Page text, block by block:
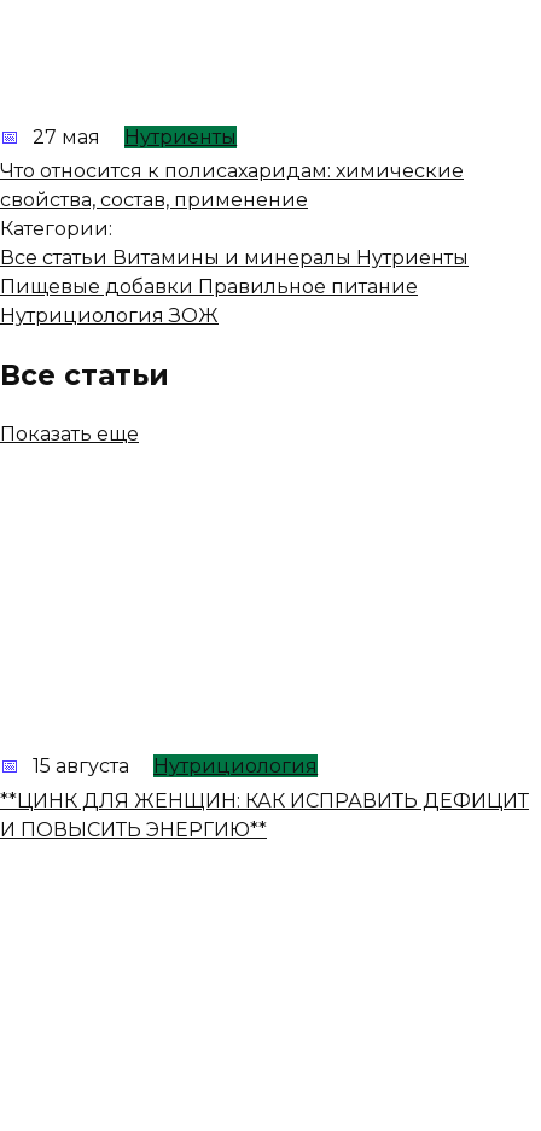
27 мая
Нутриенты
Что относится к полисахаридам: химические
свойства, состав, применение
Категории:
Все статьи Витамины и минералы Нутриенты
Пищевые добавки Правильное питание
НутрициологияЗОЖ
Все статьи
Показать еще
15 августа
Нутрициология
**ЦИНК ДЛЯ ЖЕНЩИН: КАК ИСПРАВИТЬ ДЕФИЦИТ
И ПОВЫСИТЬ ЭНЕРГИЮ**